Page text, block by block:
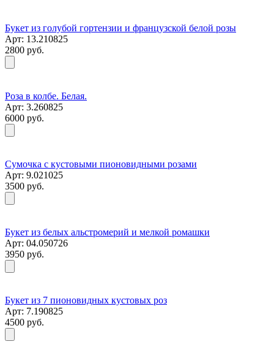
Букет из голубой гортензии и французской белой розы
Арт: 13.210825
2800 руб.
Роза в колбе. Белая.
Арт: 3.260825
6000 руб.
Сумочка с кустовыми пионовидными розами
Арт: 9.021025
3500 руб.
Букет из белых альстромерий и мелкой ромашки
Арт: 04.050726
3950 руб.
Букет из 7 пионовидных кустовых роз
Арт: 7.190825
4500 руб.